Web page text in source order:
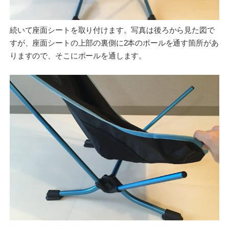
続いて座面シートを取り付けます。写真は後ろから見た図で
すが、座面シートの上部の裏側に2本のポールを通す箇所があ
りますので、そこにポールを通します。